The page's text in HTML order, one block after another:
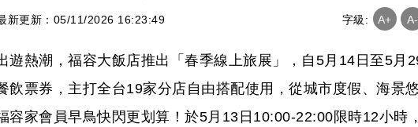
新更新：05/11/2026 16:23:49 字級: A+ A-
遊熱潮，福容大飯店推出「春季線上旅展」，自5月14日至5月
飲票券，主打全台19家分店自由搭配使用，從城市度假、海景
容家會員早鳥快閃更划算！於5月13日10:00-22:00限時12小時